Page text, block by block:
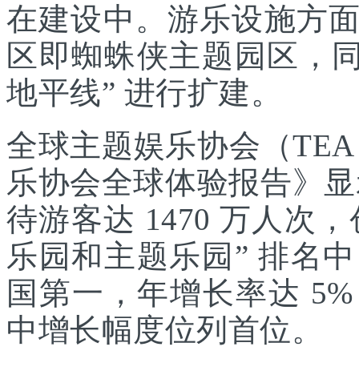
在建设中。游乐设施方
区即蜘蛛侠主题园区，
地平线” 进行扩建。
全球主题娱乐协会（
乐协会全球体验报告》
待游客达 1470 万人次
乐园和主题乐园” 排名
国第一，年增长率达
中增长幅度位列首位。